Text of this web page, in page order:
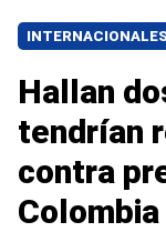
INTERNACIONALES
Hallan
tendrían
contra
Colombia